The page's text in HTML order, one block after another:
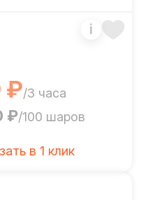
i
₽/3 часа
₽/100 шаров
в 1 клик